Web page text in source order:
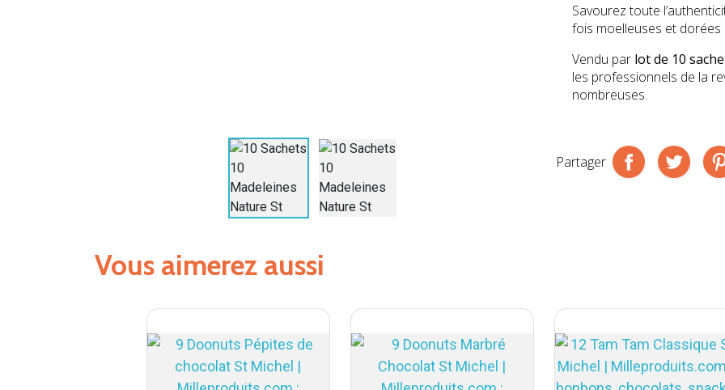
Savourez toute
fois moelleuses et dorées
Vendu par lot de 10
les professionnels de la
nombreuses.
Partager
Vous aimerez aussi